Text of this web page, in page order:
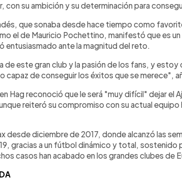
con su ambición y su determinación para
que sonaba desde hace tiempo como
el de Mauricio Pochettino, manifestó que es
entusiasmado ante la magnitud del reto.
de este gran club y la pasión de los fans, y estoy
capaz de conseguir los éxitos que se merece",
Hag reconoció que le será "muy difícil" dejar el
reiteró su compromiso con su actual equipo
desde diciembre de 2017, donde alcanzó las
gracias a un fútbol dinámico y total, sostenido
casos han acabado en los grandes clubes de